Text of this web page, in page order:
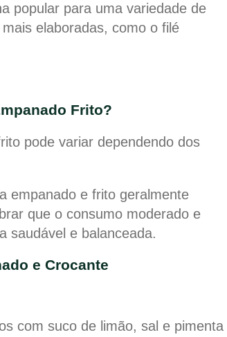
popular para uma variedade de
elaboradas, como o filé
Frito?
pode variar dependendo dos
empanado e frito geralmente
que o consumo moderado e
saudável e balanceada.
e Crocante
com suco de limão, sal e pimenta